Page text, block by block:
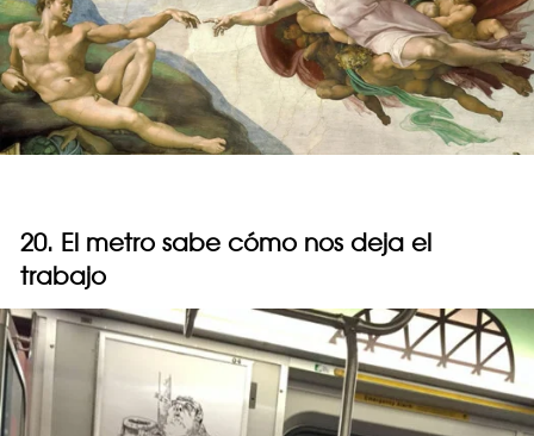
20. El metro sabe cómo nos deja el
trabajo